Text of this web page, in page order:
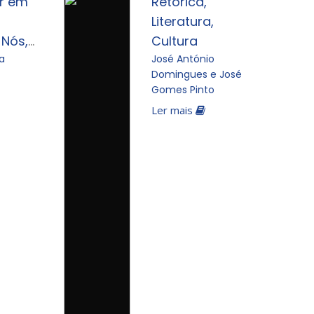
e as
Literatura,
Cultura
José António
Domingues e José
Gomes Pinto
Ler mais